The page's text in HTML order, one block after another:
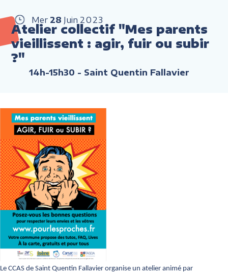
Mer 28 Juin 2023
Atelier collectif "Mes parents
vieillissent : agir, fuir ou subir
?"
14h-15h30 - Saint Quentin Fallavier
Le CCAS de Saint Quentin Fallavier organise un atelier animé par